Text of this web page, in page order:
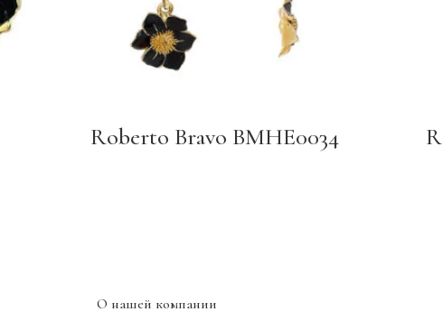
Roberto Bravo BMHE0034
О нашей компании